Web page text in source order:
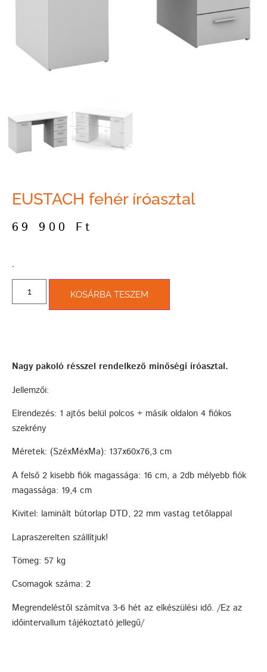
EUSTACH fehér íróasztal
69 900 Ft
­.
KOSÁRBA TESZEM
Nagy pakoló résszel rendelkező minőségi íróasztal.
Jellemzői:
Elrendezés: 1 ajtós belül polcos + másik oldalon 4 fiókos
szekrény
Méretek: (SzéxMéxMa): 137x60x76,3 cm
A felső 2 kisebb fiók magassága: 16 cm, a 2db mélyebb fiók
magassága: 19,4 cm
Kivitel: laminált bútorlap DTD, 22 mm vastag tetőlappal
Lapraszerelten szállítjuk!
Tömeg: 57 kg
Csomagok száma: 2
Megrendeléstől számítva 3-6 hét az elkészülési idő. /Ez az
időintervallum tájékoztató jellegű/